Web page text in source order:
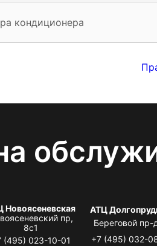
кондиционера
Новоясеневская
пр,
8с1
(495) 023-10-01
АТЦ
Береговой пр-
+7 (495) 032-